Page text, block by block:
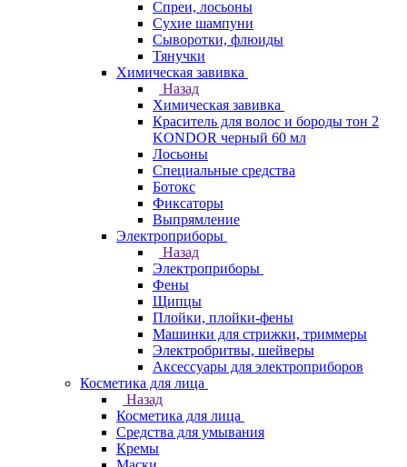
Спреи, лосьоны
Сухие шампуни
Сыворотки, флюиды
Тянучки
Химическая завивка
Назад
Химическая завивка
Краситель для волос и бороды тон 2
KONDOR черный 60 мл
Лосьоны
Специальные средства
Ботокс
Фиксаторы
Выпрямление
Электроприборы
Назад
Электроприборы
Фены
Щипцы
Плойки, плойки-фены
Машинки для стрижки, триммеры
Электробритвы, шейверы
Аксессуары для электроприборов
Косметика для лица
Назад
Косметика для лица
Средства для умывания
Кремы